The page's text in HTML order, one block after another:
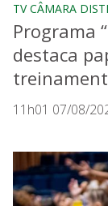
TV CÂMARA
Programa
destaca
11h01 07/08/